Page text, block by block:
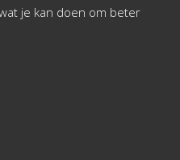
je kan doen om beter